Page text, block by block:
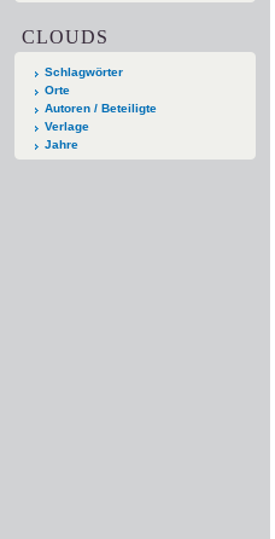
CLOUDS
Schlagwörter
Orte
Autoren / Beteiligte
Verlage
Jahre